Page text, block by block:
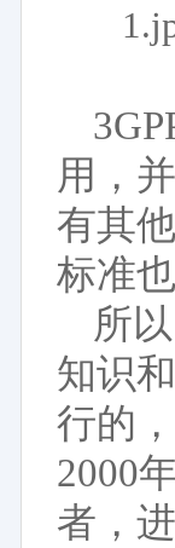
用，
有其
标准
所
知识
行的
2000
者，